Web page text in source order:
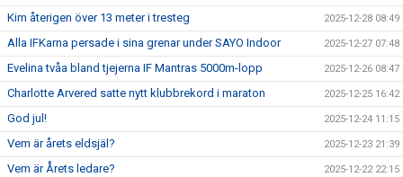
Kim återigen över 13 meter i tresteg 2025-12-28 08:49
Alla IFKarna persade i sina grenar under SAYO Indoor 2025-12-27 07:48
Evelina tvåa bland tjejerna IF Mantras 5000m-lopp 2025-12-26 08:47
Charlotte Arvered satte nytt klubbrekord i maraton 2025-12-25 16:42
God jul! 2025-12-24 11:15
Vem är årets eldsjäl? 2025-12-23 21:39
Vem är Årets ledare? 2025-12-22 22:15